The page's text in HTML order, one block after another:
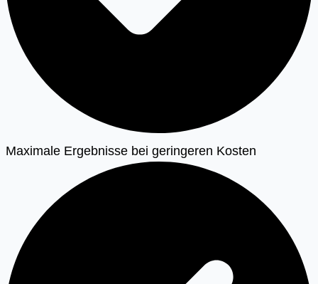
Maximale Ergebnisse bei geringeren Kosten